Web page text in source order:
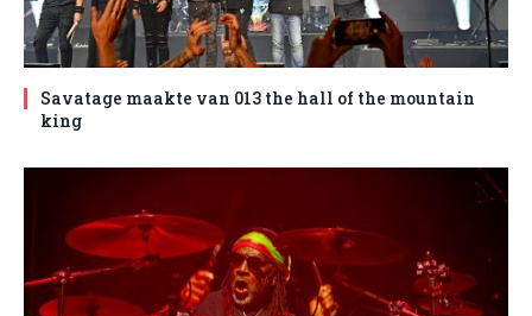
Savatage maakte van 013 the hall of the mountain
king